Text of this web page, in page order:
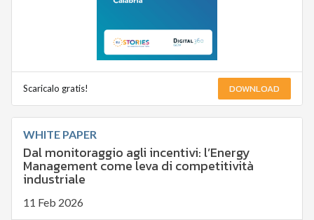
Scaricalo gratis! DOWNLOAD
WHITE PAPER
Dal monitoraggio agli incentivi: l’Energy
Management come leva di competitività
industriale
11 Feb 2026